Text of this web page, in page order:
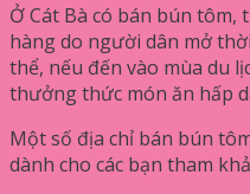
Ở Cát Bà có bán bún
hàng do người dân mở
thể, nếu đến vào mùa du
thưởng thức món ăn hấp
Một số địa chỉ bán bún
dành cho các bạn tham